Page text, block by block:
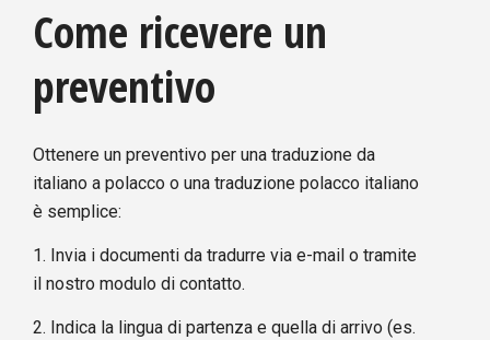
Come ricevere un
preventivo
Ottenere un preventivo per una traduzione da
italiano a polacco o una traduzione polacco italiano
è semplice:
1. Invia i documenti da tradurre via e-mail o tramite
il nostro modulo di contatto.
2. Indica la lingua di partenza e quella di arrivo (es.